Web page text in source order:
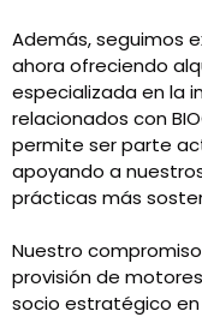
Además, seguimos
ahora ofreciendo
especializada en la
relacionados con
permite ser parte
apoyando a
prácticas más
Nuestro
provisión de
socio estratégico